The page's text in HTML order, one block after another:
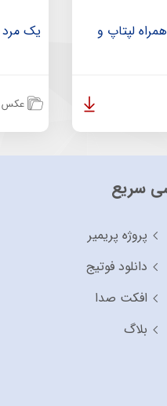
لپتاپ و
یک
عکس
سریع
پروژه پریمیر
دانلود فوتیج
افکت صدا
بلاگ